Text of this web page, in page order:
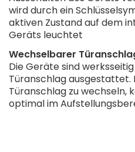
wird durch ein
aktiven Zustand auf dem
Geräts leuchtet
Wechselbarer
Die Geräte sind
Türanschlag ausgestattet.
Türanschlag zu wechseln,
optimal im